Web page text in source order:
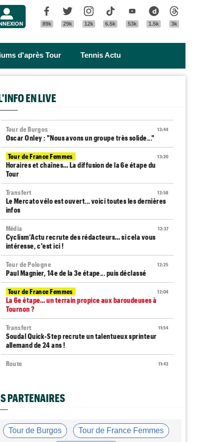
Facebook
89k
Twitter
29k
Instagram
12k
Tik Tok
6.5k
Youtube
53k
Dailymotion
1.5k 3k
d'après Tour Tennis Actu
EN LIVE
13:44
Tour de Burgos
Oscar Onley : "Nous avons un groupe très solide..."
13:20
Tour de France Femmes
Horaires et chaînes… La diffusion de la 6e étape du
Tour
12:58
Transfert
Le Mercato vélo est ouvert... voici toutes les dernières
infos
12:37
Média
Cyclism’Actu recrute des rédacteurs… si cela vous
intéresse, c'est ici !
12:25
Tour de Pologne
Paul Magnier, 14e de la 3e étape... puis déclassé
12:04
Tour de France Femmes
La 6e étape… un terrain propice aux baroudeuses à
Tournon ?
11:54
Transfert
Soudal Quick-Step recrute un talentueux sprinteur
allemand de 24 ans !
11:43
Route
Tour de France Femmes
Lorena Wiebes : "Génial de voir autant de spectateurs"
11:13
Tour de France Femmes
Demi Vollering : "Marlen Reusser n’est pas facile à
PARTENAIRES
Tour de Burgos Tour de France Femmes